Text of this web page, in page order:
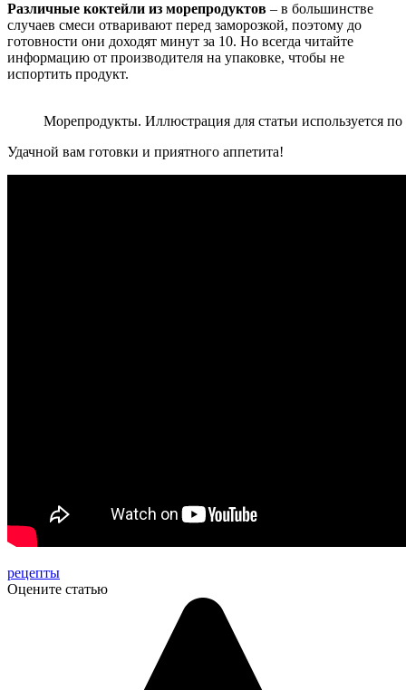
Различные коктейли из морепродуктов – в большинстве
случаев смеси отваривают перед заморозкой, поэтому до
готовности они доходят минут за 10. Но всегда читайте
информацию от производителя на упаковке, чтобы не
испортить продукт.
Морепродукты. Иллюстрация для статьи используется
Удачной вам готовки и приятного аппетита!
рецепты
Оцените статью